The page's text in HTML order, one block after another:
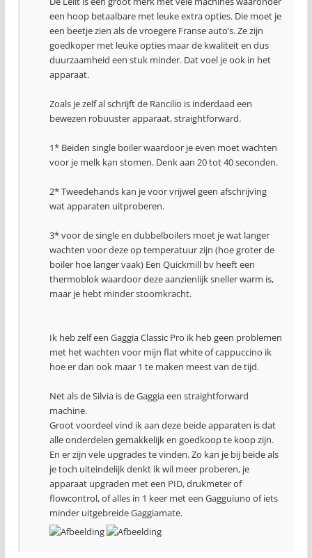
een hoop betaalbare met leuke extra opties. Die moet je
een beetje zien als de vroegere Franse auto’s. Ze zijn
goedkoper met leuke opties maar de kwaliteit en dus
duurzaamheid een stuk minder. Dat voel je ook in het
apparaat.
Zoals je zelf al schrijft de Rancilio is inderdaad een
bewezen robuuster apparaat, straightforward.
1* Beiden single boiler waardoor je even moet wachten
voor je melk kan stomen. Denk aan 20 tot 40 seconden.
2* Tweedehands kan je voor vrijwel geen afschrijving
wat apparaten uitproberen.
3* voor de single en dubbelboilers moet je wat langer
wachten voor deze op temperatuur zijn (hoe groter de
boiler hoe langer vaak) Een Quickmill bv heeft een
thermoblok waardoor deze aanzienlijk sneller warm is,
maar je hebt minder stoomkracht.
Ik heb zelf een Gaggia Classic Pro ik heb geen problemen
met het wachten voor mijn flat white of cappuccino ik
hoe er dan ook maar 1 te maken meest van de tijd.
Net als de Silvia is de Gaggia een straightforward
machine.
Groot voordeel vind ik aan deze beide apparaten is dat
alle onderdelen gemakkelijk en goedkoop te koop zijn.
En er zijn vele upgrades te vinden. Zo kan je bij beide als
je toch uiteindelijk denkt ik wil meer proberen, je
apparaat upgraden met een PID, drukmeter of
flowcontrol, of alles in 1 keer met een Gagguiuno of iets
minder uitgebreide Gaggiamate.